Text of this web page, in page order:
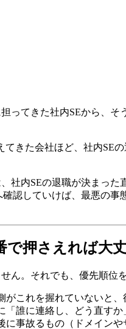
てきた社内SEから、
きた会社ほど、社内SE
社内SEの退職が決まっ
認していけば、最悪の
で押さえれば大
ん。それでも、優先順位
がこれを握れていないと
「誰に連絡し、どう直すか
に事故るもの（ドメイン